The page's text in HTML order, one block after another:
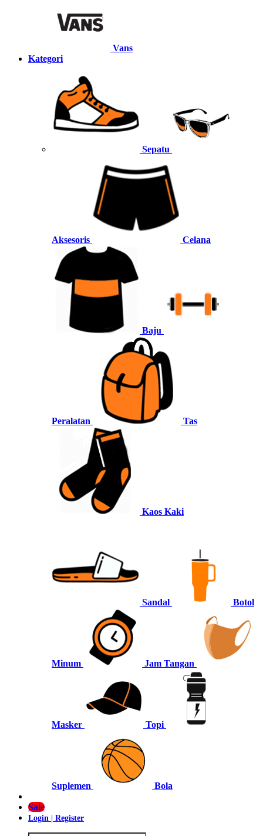
Vans
Kategori
Sepatu
Aksesoris Celana
Baju
Peralatan Tas
Kaos Kaki
Sandal Botol
Minum Jam Tangan
Masker Topi
Suplemen Bola
Sale
Login | Register